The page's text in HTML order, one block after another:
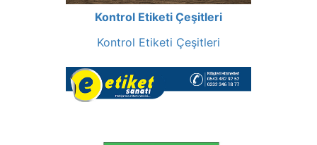
Kontrol Etiketi Çeşitleri
Kontrol Etiketi Çeşitleri